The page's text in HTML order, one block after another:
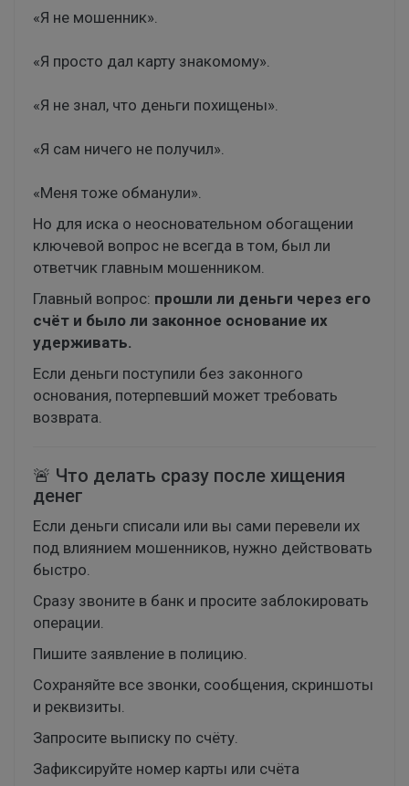
«Я не мошенник».
«Я просто дал карту знакомому».
«Я не знал, что деньги похищены».
«Я сам ничего не получил».
«Меня тоже обманули».
Но для иска о неосновательном обогащении
ключевой вопрос не всегда в том, был ли
ответчик главным мошенником.
Главный вопрос: прошли ли деньги через его
счёт и было ли законное основание их
удерживать.
Если деньги поступили без законного
основания, потерпевший может требовать
возврата.
🚨 Что делать сразу после хищения
денег
Если деньги списали или вы сами перевели их
под влиянием мошенников, нужно действовать
быстро.
Сразу звоните в банк и просите заблокировать
операции.
Пишите заявление в полицию.
Сохраняйте все звонки, сообщения, скриншоты
и реквизиты.
Запросите выписку по счёту.
Зафиксируйте номер карты или счёта